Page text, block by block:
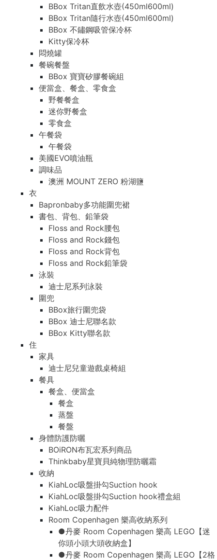
BBox Tritan直飲水壺(450ml600ml)
BBox Tritan隨行水壺(450ml600ml)
BBox 不鏽鋼吸管保冷杯
Kitty保冷杯
悶燒罐
餐碗餐盤
BBox 寶寶矽膠餐碗組
便當盒、餐盒、零食盒
野餐餐盒
迷你野餐盒
零食盒
午餐袋
午餐袋
美國EVO噴油瓶
調味品
澳洲 MOUNT ZERO 粉湖鹽
衣
Bapronbaby多功能圍兜裙
書包、背包、鉛筆袋
Floss and Rock腰包
Floss and Rock錢包
Floss and Rock背包
Floss and Rock鉛筆袋
泳裝
迪士尼系列泳裝
圍兜
BBox旅行圍兜袋
BBox 迪士尼聯名款
BBox Kitty聯名款
住
家具
迪士尼兒童遊戲桌椅組
餐具
餐盒、便當盒
餐盒
蒸盤
餐盤
身體防護防曬
BOiRON布瓦宏系列商品
Thinkbaby星寶貝純物理防曬霜
收納
KiahLoc吸盤掛勾Suction hook
KiahLoc吸盤掛勾Suction hook禮盒組
KiahLoc吸力配件
Room Copenhagen 樂高收納系列
●丹麥 Room Copenhagen 樂高 LEGO【迷
你頭小頭大頭收納盒】
●丹麥 Room Copenhagen 樂高 LEGO【2格